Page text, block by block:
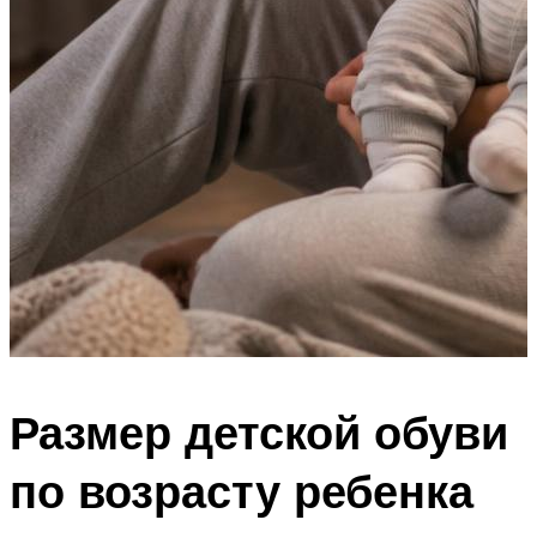
Размер детской обуви
по возрасту ребенка